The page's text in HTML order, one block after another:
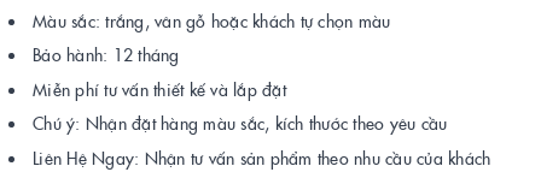
Màu sắc: trắng, vân gỗ hoặc khách tự chọn màu
Bảo hành: 12 tháng
Miễn phí tư vấn thiết kế và lắp đặt
Chú ý: Nhận đặt hàng màu sắc, kích thước theo yêu cầu
Liên Hệ Ngay: Nhận tư vấn sản phẩm theo nhu cầu của khách